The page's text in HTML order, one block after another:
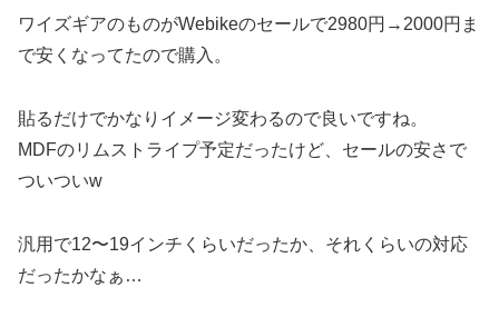
ワイズギアのものがWebikeのセールで2980円→2000円ま
で安くなってたので購入。
貼るだけでかなりイメージ変わるので良いですね。
MDFのリムストライプ予定だったけど、セールの安さで
ついついw
汎用で12〜19インチくらいだったか、それくらいの対応
だったかなぁ…